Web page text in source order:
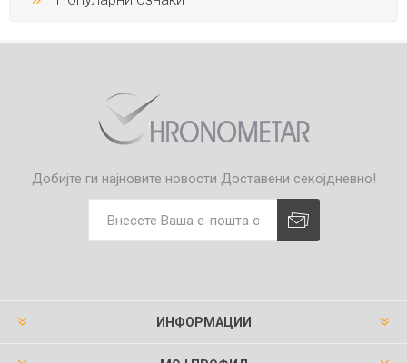
Добијте ги најновите новости Доставени секојдневно!
ИНФОРМАЦИИ